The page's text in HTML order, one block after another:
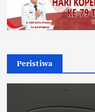
Peristiwa